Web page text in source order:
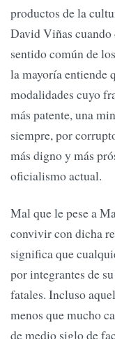
productos de la
David Viñas
sentido común de
la mayoría entiende
modalidades cuyo
más patente, una
siempre, por
más digno y más
oficialismo actual.
Mal que le pese a
convivir con dicha
significa que
por integrantes de
fatales. Incluso
menos que mucho
de medio siglo de